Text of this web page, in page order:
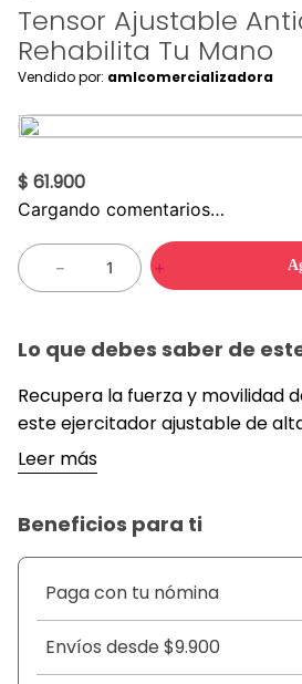
Tensor Ajustable
Rehabilita Tu Mano
Vendido por: amlcomercializadora
$ 61.900
Cargando comentarios…
＋
－
Lo que debes saber de
Recupera la fuerza y movilidad
este ejercitador ajustable de
Perfecto para entrenamientos,
rehabilitaci&oacute;n o
ABS resistente, y
ergon&oacute;mica con goma
dise&ntilde;o incluye un contador
autom&aacute;tico para llevar
repeticiones y se ajusta
hasta 60 kg de tensi&oacute;n,
Leer más
Beneficios para ti
Paga con tu nómina
Envíos desde $9.900